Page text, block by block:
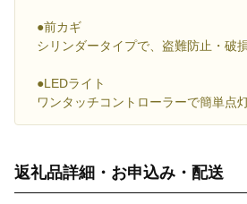
●前カギ
シリンダータイプで、盗難防止・破
●LEDライト
ワンタッチコントローラーで簡単点灯
返礼品詳細・お申込み・配送